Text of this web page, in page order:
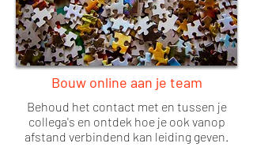
Bouw online aan je team
Behoud het contact met en tussen je
collega's en ontdek hoe je ook vanop
afstand verbindend kan leiding geven.